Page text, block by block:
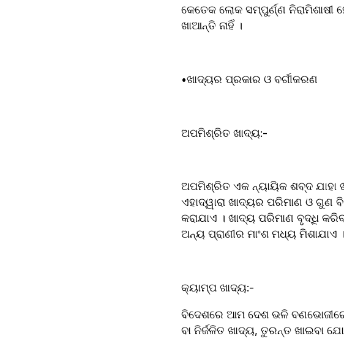
କେତେକ ଲୋକ ସମ୍ପୁର୍ଣ୍ଣ ନିରାମିଶାଷୀ
ଖାଆନ୍ତି ନାହିଁ ।
•ଖାଦ୍ୟର ପ୍ରକାର ଓ ବର୍ଗୀକରଣ
ଅପମିଶ୍ରିତ ଖାଦ୍ୟ:-
ଅପମିଶ୍ରିତ ଏକ ନ୍ୟାୟିକ ଶବ୍ଦ ଯାହା ଖାଦ୍ୟ ପଦାର୍ଥର
ଏହାଦ୍ୱାରା ଖାଦ୍ୟର ପରିମାଣ ଓ ଗୁଣ
କରାଯାଏ । ଖାଦ୍ୟ ପରିମାଣ ବୃଦ୍ଧି
ଅନ୍ୟ ପ୍ରାଣୀର ମାଂଶ ମଧ୍ୟ ମିଶାଯାଏ ।
କ୍ୟାମ୍ପ ଖାଦ୍ୟ:-
ବିଦେଶରେ ଆମ ଦେଶ ଭଳି
ବା ନିର୍ଜଳିତ ଖାଦ୍ୟ, ତୁରନ୍ତ ଖାଇବା